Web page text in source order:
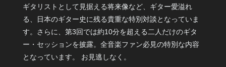
ギタリストとして見据える将来像など、ギター愛溢れ
る、日本のギター史に残る貴重な特別対談となっていま
す。さらに、第3回では約10分を超える二人だけのギタ
ー・セッションを披露。全音楽ファン必見の特別な内容
となっています。 お見逃しなく。